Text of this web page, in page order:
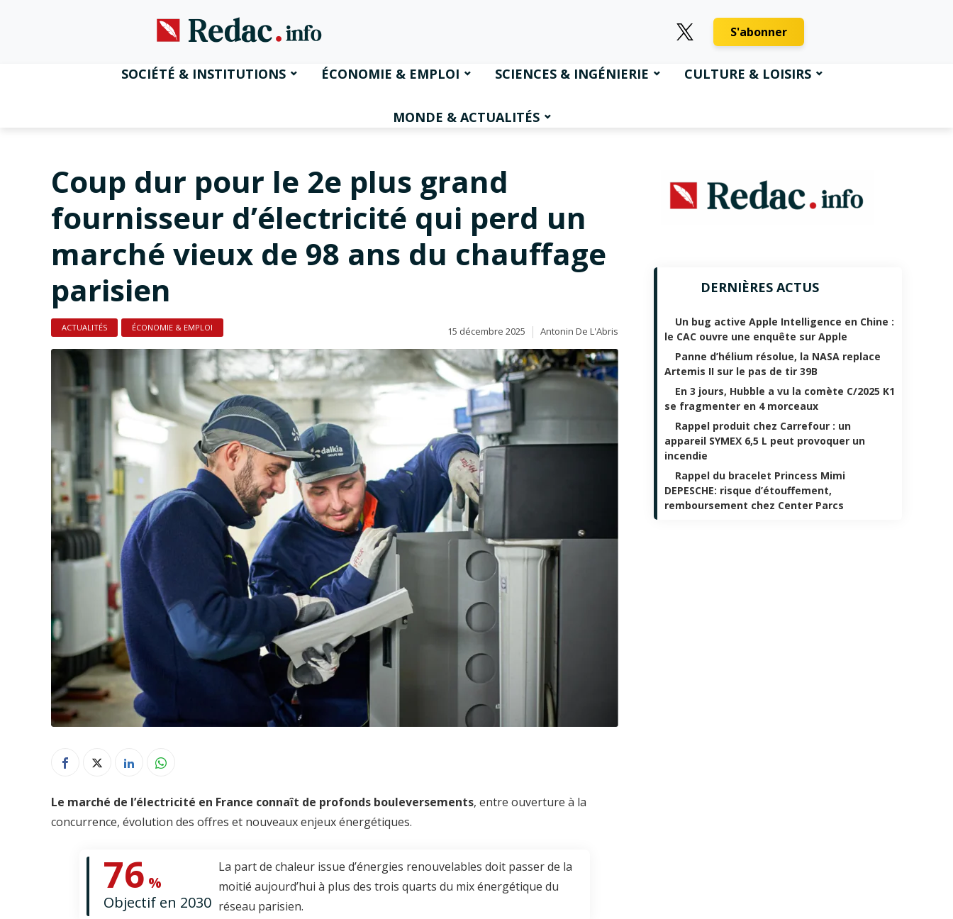
S'abonner
SOCIÉTÉ & INSTITUTIONS ÉCONOMIE & EMPLOI SCIENCES & INGÉNIERIE CULTURE & LOISIRS
MONDE & ACTUALITÉS
Coup dur pour le 2e plus grand
fournisseur d’électricité qui perd un
marché vieux de 98 ans du chauffage
parisien
ACTUALITÉS ÉCONOMIE & EMPLOI 15 décembre 2025 Antonin De L'Abris
Le marché de l’électricité en France connaît de profonds bouleversements, entre ouverture à la
concurrence, évolution des offres et nouveaux enjeux énergétiques.
76 %
Objectif en 2030
La part de chaleur issue d’énergies renouvelables doit passer de la
moitié aujourd’hui à plus des trois quarts du mix énergétique du
réseau parisien.
DERNIÈRES ACTUS
Un bug active Apple Intelligence en Chine :
le CAC ouvre une enquête sur Apple
Panne d’hélium résolue, la NASA replace
Artemis II sur le pas de tir 39B
En 3 jours, Hubble a vu la comète C/2025 K1
se fragmenter en 4 morceaux
Rappel produit chez Carrefour : un
appareil SYMEX 6,5 L peut provoquer un
incendie
Rappel du bracelet Princess Mimi
DEPESCHE: risque d’étouffement,
remboursement chez Center Parcs